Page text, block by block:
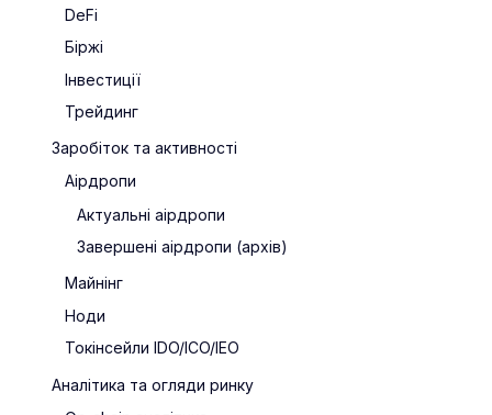
DeFi
Біржі
Інвестиції
Трейдинг
Заробіток та активності
Аірдропи
Актуальні аірдропи
Завершені аірдропи (архів)
Майнінг
Ноди
Токінсейли IDO/ICO/IEO
Аналітика та огляди ринку